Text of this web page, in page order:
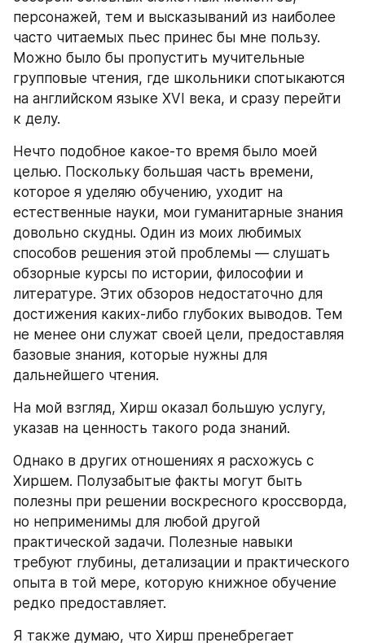
персонажей, тем и высказываний из наиболее
часто читаемых пьес принес бы мне пользу.
Можно было бы пропустить мучительные
групповые чтения, где школьники спотыкаются
на английском языке XVI века, и сразу перейти
к делу.
Нечто подобное какое-то время было моей
целью. Поскольку большая часть времени,
которое я уделяю обучению, уходит на
естественные науки, мои гуманитарные знания
довольно скудны. Один из моих любимых
способов решения этой проблемы — слушать
обзорные курсы по истории, философии и
литературе. Этих обзоров недостаточно для
достижения каких-либо глубоких выводов. Тем
не менее они служат своей цели, предоставляя
базовые знания, которые нужны для
дальнейшего чтения.
На мой взгляд, Хирш оказал большую услугу,
указав на ценность такого рода знаний.
Однако в других отношениях я расхожусь с
Хиршем. Полузабытые факты могут быть
полезны при решении воскресного кроссворда,
но неприменимы для любой другой
практической задачи. Полезные навыки
требуют глубины, детализации и практического
опыта в той мере, которую книжное обучение
редко предоставляет.
Я также думаю, что Хирш пренебрегает